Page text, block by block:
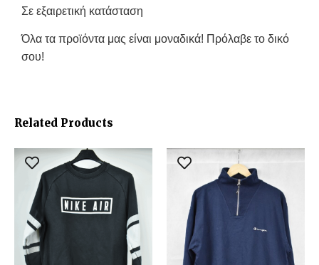
Σε εξαιρετική κατάσταση
Όλα τα προϊόντα μας είναι μοναδικά! Πρόλαβε το δικό
σου!
Related Products